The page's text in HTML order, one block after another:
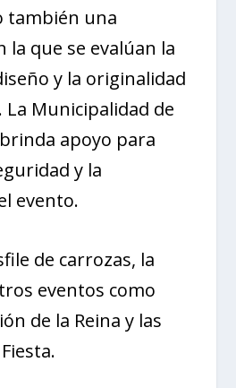
también una
la que se evalúan la
y la originalidad
La Municipalidad de
apoyo para
y la
evento.
de carrozas, la
eventos como
de la Reina y las